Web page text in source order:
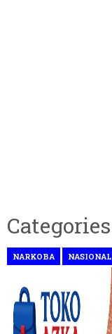
Categories
NARKOBA NASIONAL